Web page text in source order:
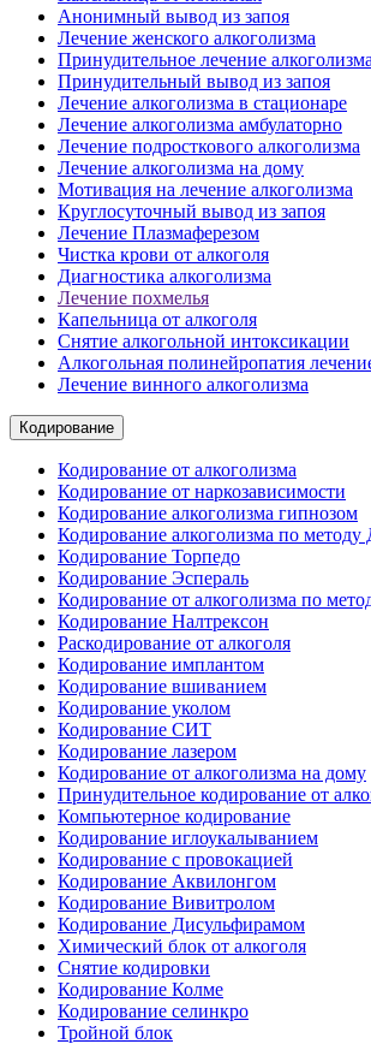
Анонимный вывод из запоя
Лечение женского алкоголизма
Принудительное лечение алкоголизма
Принудительный вывод из запоя
Лечение алкоголизма в стационаре
Лечение алкоголизма амбулаторно
Лечение подросткового алкоголизма
Лечение алкоголизма на дому
Мотивация на лечение алкоголизма
Круглосуточный вывод из запоя
Лечение Плазмаферезом
Чистка крови от алкоголя
Диагностика алкоголизма
Лечение похмелья
Капельница от алкоголя
Снятие алкогольной интоксикации
Алкогольная полинейропатия
Лечение винного алкоголизма
Кодирование
Кодирование от алкоголизма
Кодирование от наркозависимости
Кодирование алкоголизма гипнозом
Кодирование алкоголизма по методу
Кодирование Торпедо
Кодирование Эспераль
Кодирование от алкоголизма по
Кодирование Налтрексон
Раскодирование от алкоголя
Кодирование имплантом
Кодирование вшиванием
Кодирование уколом
Кодирование СИТ
Кодирование лазером
Кодирование от алкоголизма на дому
Принудительное кодирование от
Компьютерное кодирование
Кодирование иглоукалыванием
Кодирование с провокацией
Кодирование Аквилонгом
Кодирование Вивитролом
Кодирование Дисульфирамом
Химический блок от алкоголя
Снятие кодировки
Кодирование Колме
Кодирование селинкро
Тройной блок